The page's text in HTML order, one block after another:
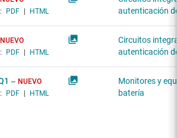
PDF HTML
autenticación
NUEVO
PDF HTML
Circuitos
autenticación
NUEVO
PDF HTML
Monitores y
batería